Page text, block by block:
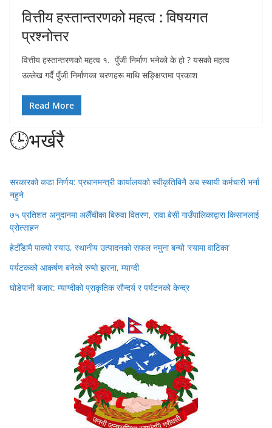
वित्तीय हस्तान्तरणको महत्व : विषयगत
प्रश्नोत्तर
वित्तीय हस्तान्तरणको महत्व १. पुँजी निर्माण भनेको के हो ? यसको महत्व
उल्लेख गर्दै पुँजी निर्माणका चरणहरू माथि सङ्क्षिप्तमा प्रकाश
Read More
🕒भर्खरै
सरकारको कडा निर्णय: प्रधानमन्त्री कार्यालयको स्वीकृतिबिनै अब स्थायी कर्मचारी भर्ना
नहुने
७५ प्रतिशत अनुदानमा अलैँचीका बिरुवा वितरण, रावा बेसी गाउँपालिकाद्वारा किसानलाई
प्रोत्साहन
हेटौँडामै पाक्यो स्याउ, स्थानीय उत्पादनको सफल नमुना बन्यो ‘स्यामा वाटिका’
पर्यटकको आकर्षण बनेको रुप्से झरना, म्याग्दी
घोडेपानी बजार: म्याग्दीको प्राकृतिक सौन्दर्य र पर्यटनको केन्द्र